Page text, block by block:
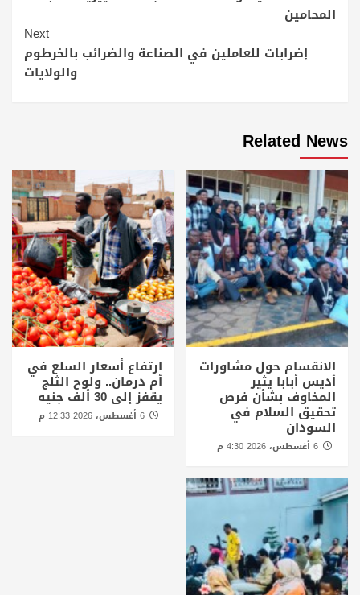
المحامين
Next
إضرابات للعاملين في الصناعة والضرائب بالخرطوم
والولايات
Related News
الانقسام حول مشاورات
أديس أبابا يثير
المخاوف بشأن فرص
تحقيق السلام في
السودان
ارتفاع أسعار السلع في
أم درمان.. ولوح الثلج
يقفز إلى 30 ألف جنيه
6 أغسطس، 2026 12:33 م